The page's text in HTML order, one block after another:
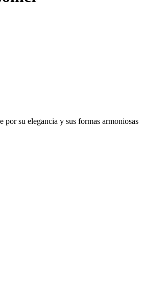
su elegancia y sus formas armoniosas